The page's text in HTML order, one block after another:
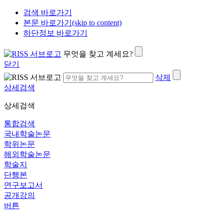
검색 바로가기
본문 바로가기(skip to content)
하단정보 바로가기
무엇을 찾고 계세요?
닫기
삭제
상세검색
상세검색
통합검색
국내학술논문
학위논문
해외학술논문
학술지
단행본
연구보고서
공개강의
버튼